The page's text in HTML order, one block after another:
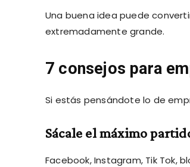
Una buena idea puede
extremadamente grande.
7 consejos para
Si estás pensándote lo de
Sácale el máximo
Facebook, Instagram, Tik Tok,